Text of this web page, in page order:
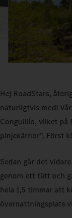
Hej RoadStars,
naturligtvis med!
Conguillío, vilket på
pinjekärnor”. Först
Sedan går det
genom ett tätt och
hela 1,5 timmar att
övernattningsplats